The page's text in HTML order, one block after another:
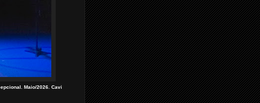
Maio/2026. Cavi